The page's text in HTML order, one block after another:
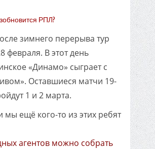
РПЛ?
зимнего перерыва тур
февраля. В этот день
«Динамо» сыграет с
Оставшиеся матчи 19-
1 и 2 марта.
мы ещё кого-то из этих ребят
агентов можно собрать